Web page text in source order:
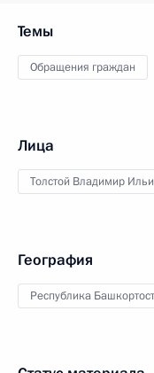
Темы
Обращения граждан
Лица
Толстой Владимир
География
Республика